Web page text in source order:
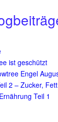
ist geschützt
Engel
2 – Zucker, Fett
Teil 1